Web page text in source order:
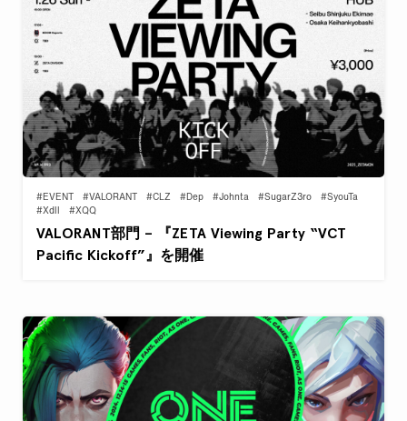
#EVENT #VALORANT #CLZ #Dep #Johnta #SugarZ3ro
#SyouTa
#Xdll
#XQQ
VALORANT部門 – 『ZETA Viewing Party “VCT
Pacific Kickoff”』を開催